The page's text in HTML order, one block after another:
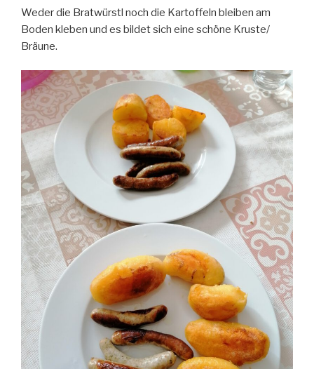
Weder die Bratwürstl noch die Kartoffeln bleiben am
Boden kleben und es bildet sich eine schöne Kruste/
Bräune.